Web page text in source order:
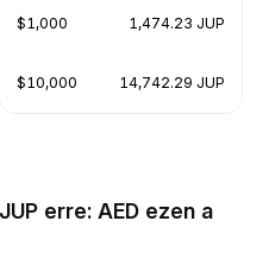
$1,000 1,474.23 JUP
$10,000 14,742.29 JUP
erre: AED ezen a